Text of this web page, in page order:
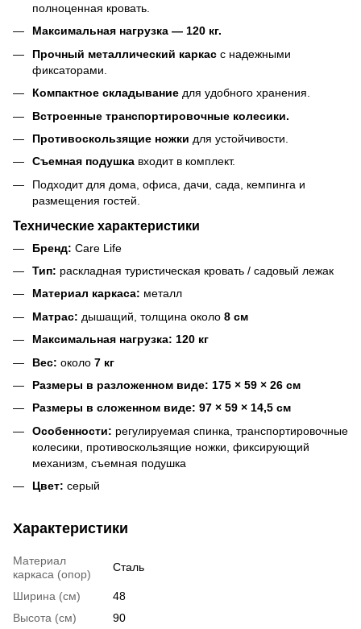
полноценная кровать.
Максимальная нагрузка — 120 кг.
Прочный металлический каркас с надежными
фиксаторами.
Компактное складывание для удобного хранения.
Встроенные транспортировочные колесики.
Противоскользящие ножки для устойчивости.
Съемная подушка входит в комплект.
Подходит для дома, офиса, дачи, сада, кемпинга и
размещения гостей.
Технические характеристики
Бренд: Care Life
Тип: раскладная туристическая кровать / садовый лежак
Материал каркаса: металл
Матрас: дышащий, толщина около 8 см
Максимальная нагрузка: 120 кг
Вес: около 7 кг
Размеры в разложенном виде: 175 × 59 × 26 см
Размеры в сложенном виде: 97 × 59 × 14,5 см
Особенности: регулируемая спинка, транспортировочные
колесики, противоскользящие ножки, фиксирующий
механизм, съемная подушка
Цвет: серый
Характеристики
Материал
каркаса (опор)
Сталь
Ширина (см)
48
Высота (см)
90